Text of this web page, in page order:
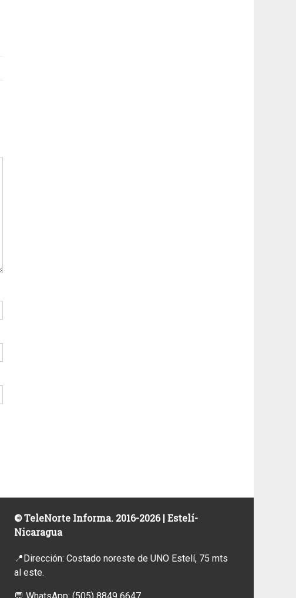
© TeleNorte Informa. 2016-2026 | Estelí-
Nicaragua
📍Dirección: Costado noreste de UNO Estelí, 75 mts
al este.